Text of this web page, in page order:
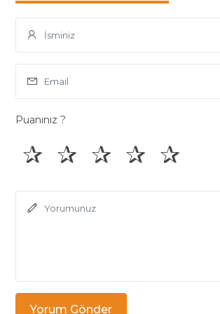
Puanınız ?
Yorum Gönder